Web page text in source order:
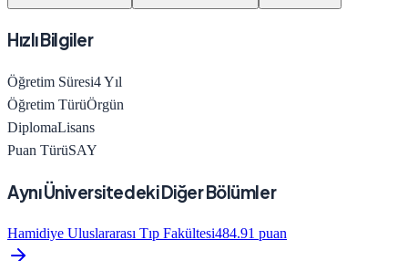
Hızlı Bilgiler
Öğretim Süresi4Yıl
Öğretim TürüÖrgün
DiplomaLisans
Puan TürüSAY
Aynı Üniversitedeki Diğer Bölümler
Hamidiye Uluslararası Tıp Fakültesi484.91 puan